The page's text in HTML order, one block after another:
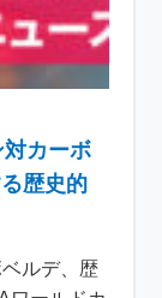
対カーボ
歴史的
ルデ、歴